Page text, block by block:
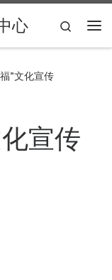
心
Search
”文化宣传
宣传